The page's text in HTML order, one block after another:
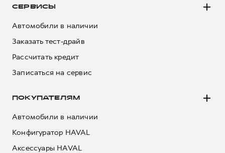
СЕРВИСЫ
Автомобили в наличии
Заказать тест-драйв
Рассчитать кредит
Записаться на сервис
ПОКУПАТЕЛЯМ
Автомобили в наличии
Конфигуратор HAVAL
Аксессуары HAVAL